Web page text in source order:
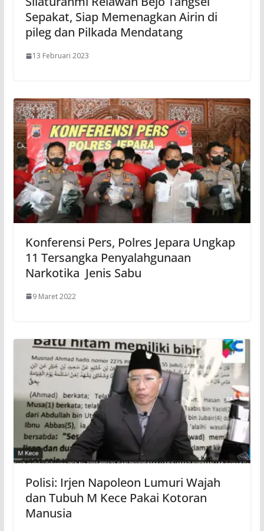
Sepakat, Siap Memenagkan Airin di
pileg dan Pilkada Mendatang
13 Februari 2023
Konferensi Pers, Polres Jepara Ungkap
11 Tersangka Penyalahgunaan
Narkotika Jenis Sabu
9 Maret 2022
Polisi: Irjen Napoleon Lumuri Wajah
dan Tubuh M Kece Pakai Kotoran
Manusia